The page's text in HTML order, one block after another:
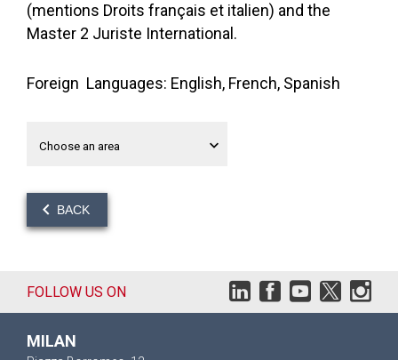
(mentions Droits français et italien) and the
Master 2 Juriste International.
Foreign Languages: English, French, Spanish
BACK
FOLLOW US ON
MILAN